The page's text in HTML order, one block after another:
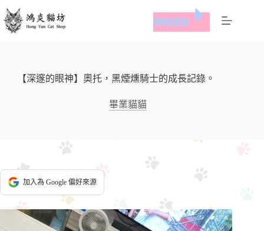
跳
至
價格諮詢
【深邃的眼神】奧托，黑煙燻騎士的成長記錄。
畢業貓貓
加入為 Google 偏好來源